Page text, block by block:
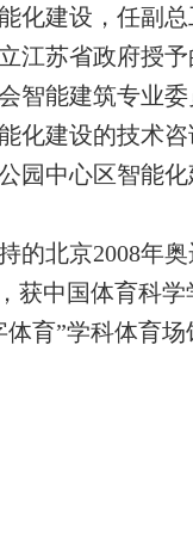
化建设，任副
江苏省政府授
智能建筑专业
化建设的技术
园中心区智能化
的北京2008年
获中国体育科
育”学科体育